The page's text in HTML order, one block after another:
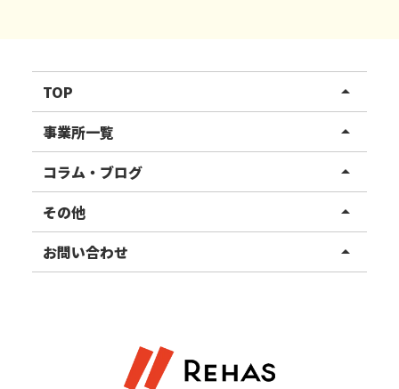
TOP arrow_drop_up
リハスワーク
リハスファーム
事業所一覧 arrow_drop_up
関東エリア
東北エリア
甲信越エリア
コラム・ブログ arrow_drop_up
事業所ブログ
ご利用者様の声
その他 arrow_drop_up
お知らせ
お問い合わせ arrow_drop_up